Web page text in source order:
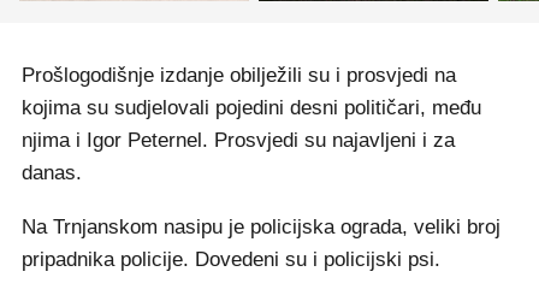
Prošlogodišnje izdanje obilježili su i prosvjedi na
kojima su sudjelovali pojedini desni političari, među
njima i Igor Peternel. Prosvjedi su najavljeni i za
danas.
Na Trnjanskom nasipu je policijska ograda, veliki broj
pripadnika policije. Dovedeni su i policijski psi.